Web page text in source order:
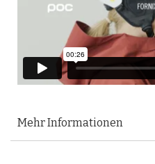
Mehr Informationen